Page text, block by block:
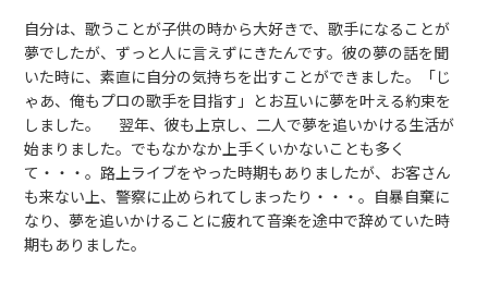
自分は、歌うことが子供の時から大好きで、歌手になることが
夢でしたが、ずっと人に言えずにきたんです。彼の夢の話を聞
いた時に、素直に自分の気持ちを出すことができました。「じ
ゃあ、俺もプロの歌手を目指す」とお互いに夢を叶える約束を
しました。 翌年、彼も上京し、二人で夢を追いかける生活が
始まりました。でもなかなか上手くいかないことも多く
て・・・。路上ライブをやった時期もありましたが、お客さん
も来ない上、警察に止められてしまったり・・・。自暴自棄に
なり、夢を追いかけることに疲れて音楽を途中で辞めていた時
期もありました。